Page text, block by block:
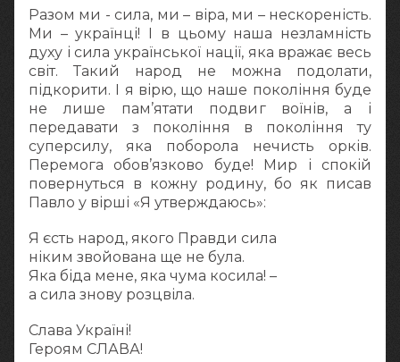
Разом ми - сила, ми – віра, ми – нескореність.
Ми – українці! І в цьому наша незламність
духу і сила української нації, яка вражає весь
світ. Такий народ не можна подолати,
підкорити. І я вірю, що наше покоління буде
не лише пам’ятати подвиг воїнів, а і
передавати з покоління в покоління ту
суперсилу, яка поборола нечисть орків.
Перемога обов’язково буде! Мир і спокій
повернуться в кожну родину, бо як писав
Павло у вірші «Я утверждаюсь»:
Я єсть народ, якого Правди сила
ніким звойована ще не була.
Яка біда мене, яка чума косила! –
а сила знову розцвіла.
Слава Україні!
Героям СЛАВА!